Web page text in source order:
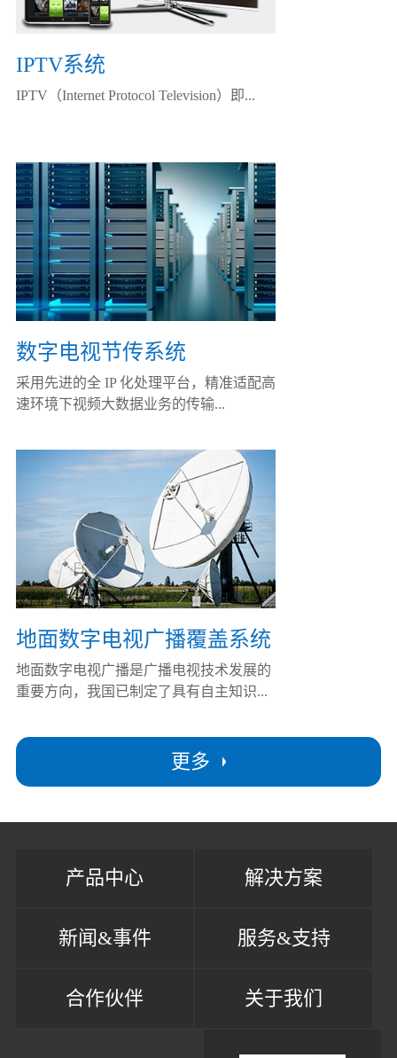
更多
IPTV系统
IPTV（Internet Protocol Television）即...
数字电视节传系统
采用先进的全 IP 化处理平台，精准适配高
速环境下视频大数据业务的传输...
地面数字电视广播覆盖系统
地面数字电视广播是广播电视技术发展的
重要方向，我国已制定了具有自主知识...
产品中心 解决方案
新闻&事件 服务&支持
合作伙伴 关于我们